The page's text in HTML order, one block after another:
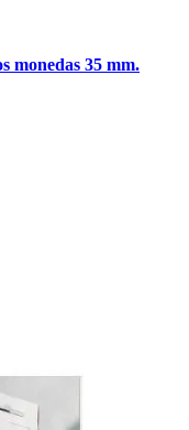
monedas 35 mm.